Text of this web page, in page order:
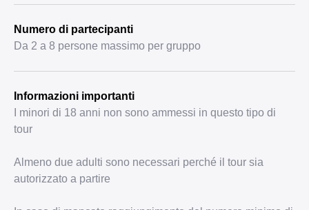
Numero di partecipanti
Da 2 a 8 persone massimo per gruppo
Informazioni importanti
I minori di 18 anni non sono ammessi in questo tipo di
tour
Almeno due adulti sono necessari perché il tour sia
autorizzato a partire